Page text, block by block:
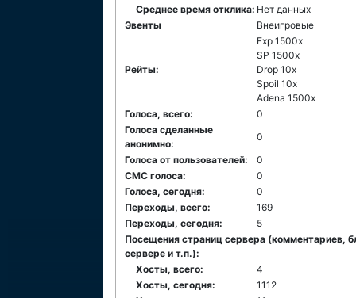
Среднее время отклика: Нет данных
Эвенты
Внеигровые
Рейты:
Exp 1500x
SP 1500x
Drop 10x
Spoil 10x
Adena 1500x
Голоса, всего:
0
Голоса сделанные
анонимно:
0
Голоса от пользователей:
0
СМС голоса:
0
Голоса, сегодня:
0
Переходы, всего:
169
Переходы, сегодня:
5
Посещения страниц сервера (комментариев,
сервере и т.п.):
Хосты, всего:
4
Хосты, сегодня:
1112